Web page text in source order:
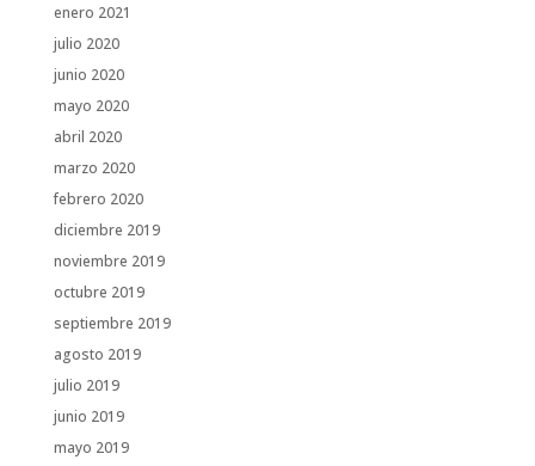
enero 2021
julio 2020
junio 2020
mayo 2020
abril 2020
marzo 2020
febrero 2020
diciembre 2019
noviembre 2019
octubre 2019
septiembre 2019
agosto 2019
julio 2019
junio 2019
mayo 2019